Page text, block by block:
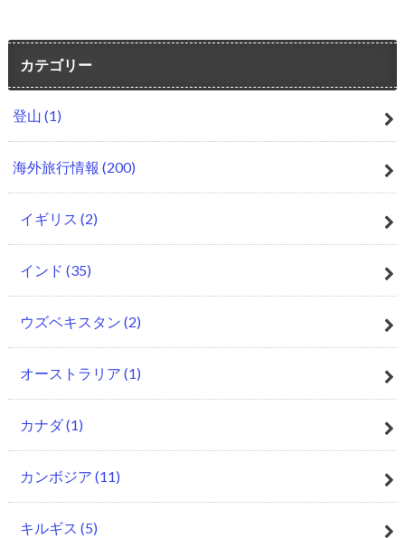
カテゴリー
登山 (1)
海外旅行情報 (200)
イギリス (2)
インド (35)
ウズベキスタン (2)
オーストラリア (1)
カナダ(1)
カンボジア (11)
キルギス (5)